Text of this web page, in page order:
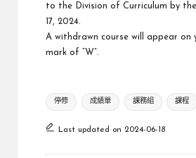
to the Division of Curriculum by
17, 2024.
A withdrawn course will appear on
mark of “W”.
Tags:
停修 成績單 課務組 課程
Last updated on 2024-06-18